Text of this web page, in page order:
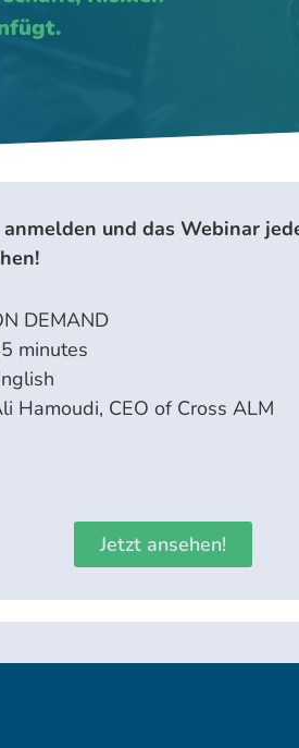
anmelden und das Webinar
DEMAND
minutes
Hamoudi, CEO of Cross ALM
Jetzt ansehen!